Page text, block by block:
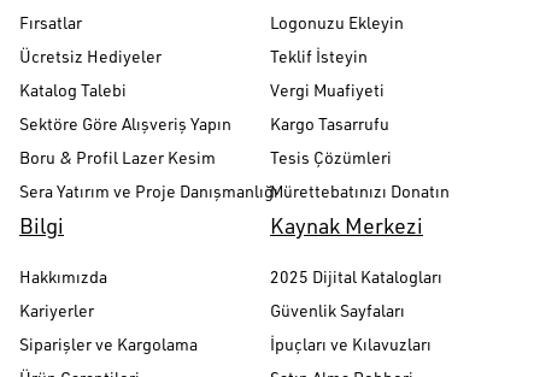
Fırsatlar
Ücretsiz Hediyeler
Katalog Talebi
Sektöre Göre Alışveriş Yapın
Boru & Profil Lazer Kesim
Sera Yatırım ve Proje Danışmanlığı
Logonuzu Ekleyin
Teklif İsteyin
Vergi Muafiyeti
Kargo Tasarrufu
Tesis Çözümleri
Mürettebatınızı Donatın
Bilgi
Hakkımızda
Kariyerler
Siparişler ve Kargolama
Kaynak Merkezi
2025 Dijital Katalogları
Güvenlik Sayfaları
İpuçları ve Kılavuzları